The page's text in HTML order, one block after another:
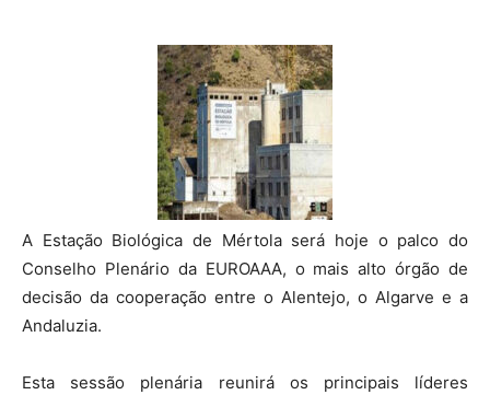
A Estação Biológica de Mértola será hoje o palco do
Conselho Plenário da EUROAAA, o mais alto órgão de
decisão da cooperação entre o Alentejo, o Algarve e a
Andaluzia.
Esta sessão plenária reunirá os principais líderes